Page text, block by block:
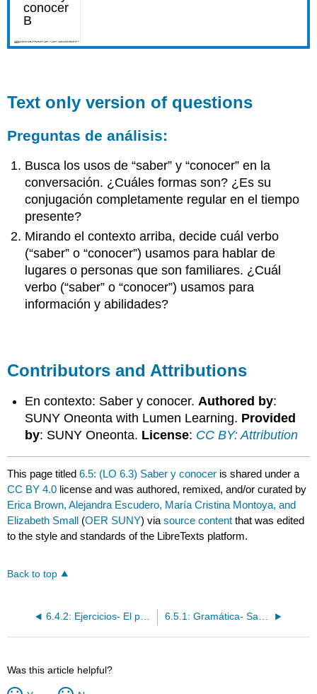
Text only version of questions
Preguntas de análisis:
Busca los usos de “saber” y “conocer” en la
conversación. ¿Cuáles formas son? ¿Es su
conjugación completamente regular en el tiempo
presente?
Mirando el contexto arriba, decide cuál verbo
(“saber” o “conocer”) usamos para hablar de
lugares o personas que son familiares. ¿Cuál
verbo (“saber” o “conocer”) usamos para
información y abilidades?
Contributors and Attributions
En contexto: Saber y conocer.Authored by:
SUNY Oneonta with Lumen Learning. Provided
by: SUNY Oneonta. License: CC BY: Attribution
This page titled6.5: (LO 6.3) Saber y conocer is shared under a
CC BY 4.0 license and was authored, remixed, and/or curated by
Erica Brown, Alejandra Escudero, María Cristina Montoya, and
Elizabeth Small (OER SUNY) viasource content that was edited
to the style and standards of the LibreTexts platform.
Back to top
6.4.2: Ejercicios- El presente progresivo
Was this article helpful?